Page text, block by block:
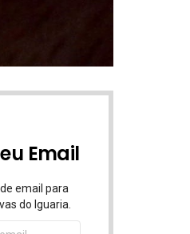
Email
email para
do Iguaria.